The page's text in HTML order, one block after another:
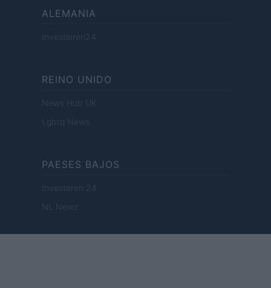
ALEMANIA
Investieren24
REINO UNIDO
News Hub UK
Lgbtq News
PAESES BAJOS
Investeren 24
NL Newz